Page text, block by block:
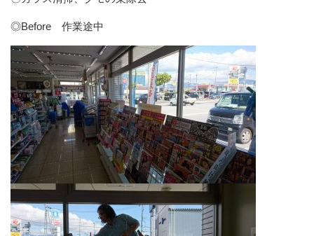
◎Before 作業途中